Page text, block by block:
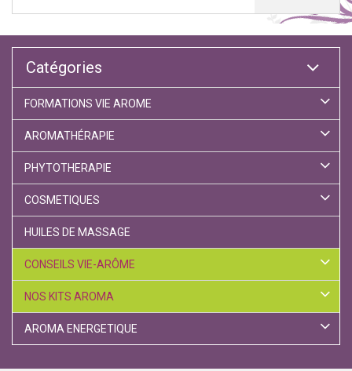
Catégories
FORMATIONS VIE AROME
AROMATHÉRAPIE
PHYTOTHERAPIE
COSMETIQUES
HUILES DE MASSAGE
CONSEILS VIE-ARÔME
NOS KITS AROMA
AROMA ENERGETIQUE